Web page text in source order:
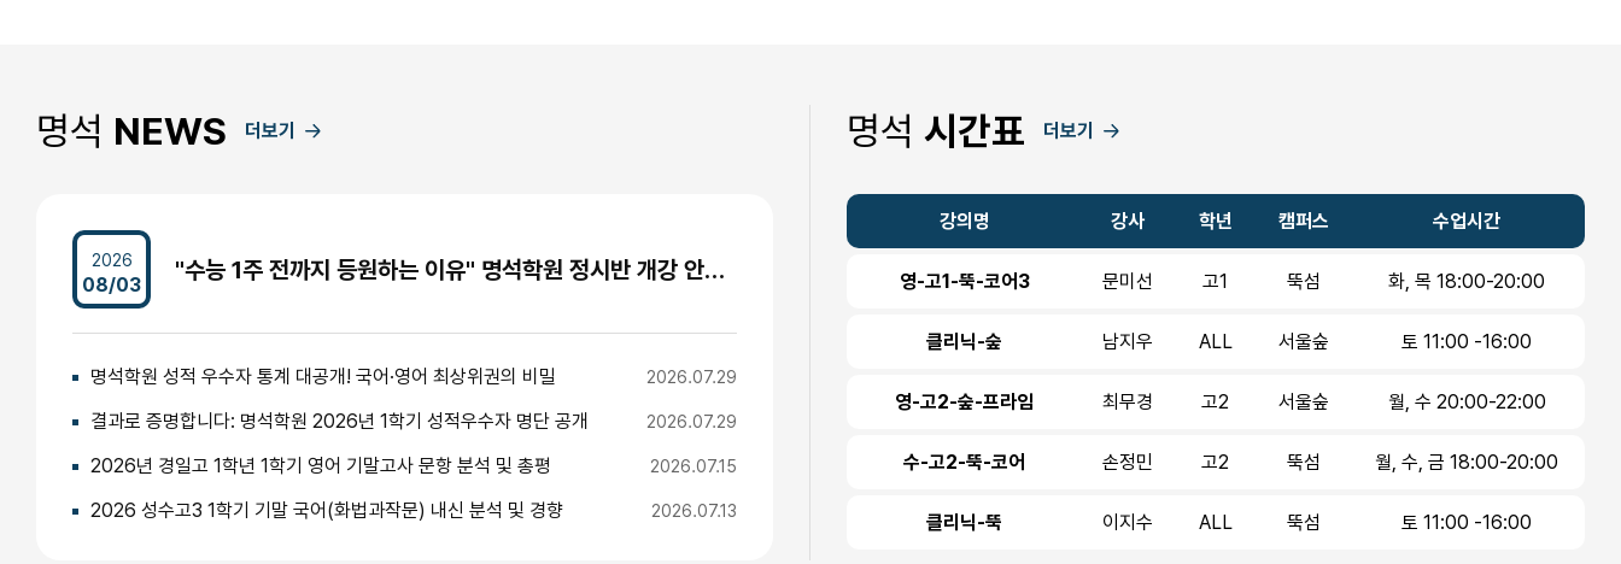
명석 NEWS 더보기
2026
08/03
"수능 1주 전까지 등원하는 이유" 명석학원 정시반 개강 안내 (성수고·경일고·무학여고·대광고 등)
명석학원 성적 우수자 통계 대공개! 국어·영어 최상위권의 비밀 2026.07.29
결과로 증명합니다: 명석학원 2026년 1학기 성적우수자 명단 공개 2026.07.29
2026년 경일고 1학년 1학기 영어 기말고사 문항 분석 및 총평 2026.07.15
2026 성수고3 1학기 기말 국어(화법과작문) 내신 분석 및 경향 2026.07.13
명석 시간표 더보기
강의명 강사 학년 캠퍼스 수업시간
영-고1-뚝-코어3 문미선 고1 뚝섬 화, 목 18:00-20:00
클리닉-숲 남지우 ALL 서울숲 토 11:00 -16:00
영-고2-숲-프라임 최무경 고2 서울숲 월, 수 20:00-22:00
수-고2-뚝-코어 손정민 고2 뚝섬 월, 수, 금 18:00-20:00
클리닉-뚝 이지수 ALL 뚝섬 토 11:00 -16:00